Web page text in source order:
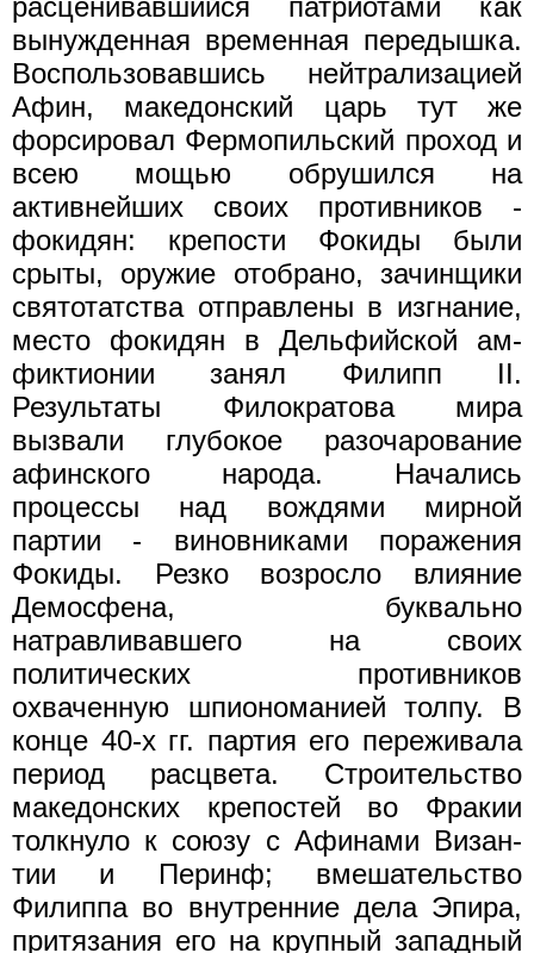
расценивавшийся патриотами как
вынужденная вре­менная передышка.
Воспользовавшись нейтрализацией
Афин, маке­донский царь тут же
форсировал Фермопильский проход и
всею мощью обрушился на
активнейших своих противников -
фокидян: крепости Фокиды были
срыты, оружие отобрано, зачинщики
свято­татства отправлены в изгнание,
место фокидян в Дельфийской ам-
фиктионии занял Филипп II.
Результаты Филократова мира
вызвали глубокое разочарование
афинского народа. Начались
процессы над вождями мирной
партии - виновниками поражения
Фокиды. Резко возросло влияние
Демосфена, буквально
натравливавшего на своих
политических противников
охваченную шпиономанией толпу. В
конце 40-х гг. партия его переживала
период расцвета. Строительство
маке­донских крепостей во Фракии
толкнуло к союзу с Афинами Визан­
тии и Перинф; вмешательство
Филиппа во внутренние дела Эпира,
притязания его на крупный западный